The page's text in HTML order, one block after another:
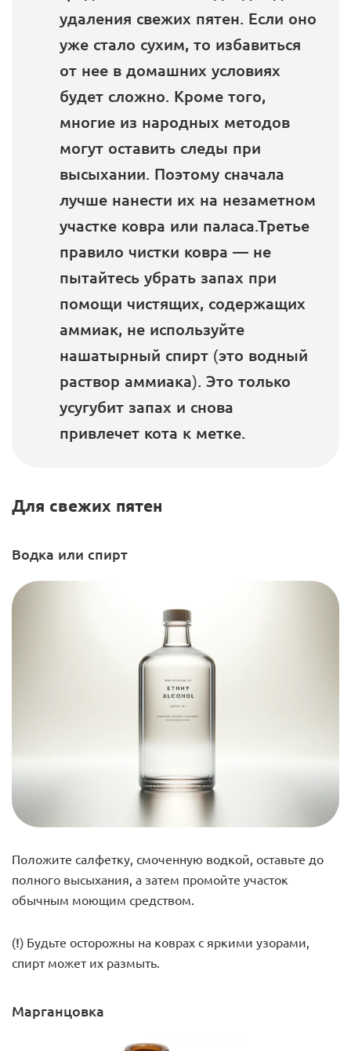
удаления свежих пятен. Если оно
уже стало сухим, то избавиться
от нее в домашних условиях
будет сложно. Кроме того,
многие из народных методов
могут оставить следы при
высыхании. Поэтому сначала
лучше нанести их на незаметном
участке ковра или паласа.Третье
правило чистки ковра — не
пытайтесь убрать запах при
помощи чистящих, содержащих
аммиак, не используйте
нашатырный спирт (это водный
раствор аммиака). Это только
усугубит запах и снова
привлечет кота к метке.
Для свежих пятен
Водка или спирт
Положите салфетку, смоченную водкой, оставьте до
полного высыхания, а затем промойте участок
обычным моющим средством.
(!) Будьте осторожны на коврах с яркими узорами,
спирт может их размыть.
Марганцовка